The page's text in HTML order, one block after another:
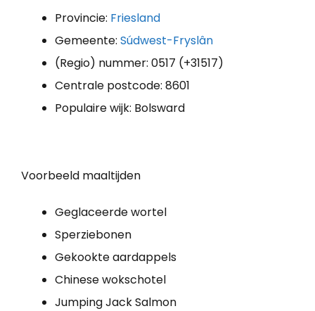
Provincie: Friesland
Gemeente: Súdwest-Fryslân
(Regio) nummer: 0517 (+31517)
Centrale postcode: 8601
Populaire wijk: Bolsward
Voorbeeld maaltijden
Geglaceerde wortel
Sperziebonen
Gekookte aardappels
Chinese wokschotel
Jumping Jack Salmon